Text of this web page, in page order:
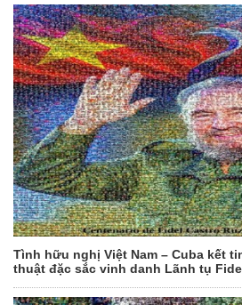
Tình hữu nghị Việt Nam – Cuba kết
thuật đặc sắc vinh danh Lãnh tụ